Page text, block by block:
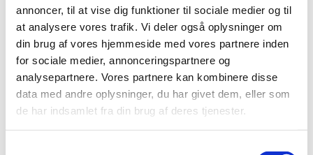
annoncer, til at vise dig funktioner til sociale medier og til
at analysere vores trafik. Vi deler også oplysninger om
din brug af vores hjemmeside med vores partnere inden
for sociale medier, annonceringspartnere og
analysepartnere. Vores partnere kan kombinere disse
data med andre oplysninger, du har givet dem, eller som
de har indsamlet fra din brug af deres tjenester.